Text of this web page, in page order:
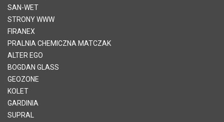
SAN-WET
STRONY WWW
FIRANEX
PRALNIA CHEMICZNA MATCZAK
ALTER EGO
BOGDAN GLASS
GEOZONE
KOLET
GARDINIA
SUPRAL